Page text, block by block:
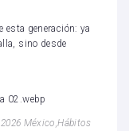
esta generación: ya
sino desde
México,Hábitos